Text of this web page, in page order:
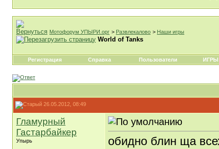
Мотофорум УПЫРИ.орг > Развлекалово > Наши игры
World of Tanks
Регистрация Справка Пользователи ИГРЫ
26.05.2012, 08:49
Гламурный
Гастарбайкер
Упырь
обидно блин ща